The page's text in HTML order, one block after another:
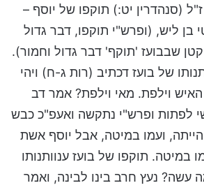
ז"ל (סנהדרין יט:) תוקפו של יוסף –
בן ליש, (ופרש"י תוקפו, דבר גדול
שבבועז 'תוקף' דבר גדול וחמור).
של בועז דכתיב (רות ג-ח) ויהי
וילפת. מאי וילפת? אמר דב
לפתות ופרש"י נתקשה ואעפ"כ כבש
הייתה, ועמו במיטה, אבל יוסף אשת
במיטה. תוקפו של בועז ענוותנותו
עשה? נעץ חרב בינו לבינה, ואמר